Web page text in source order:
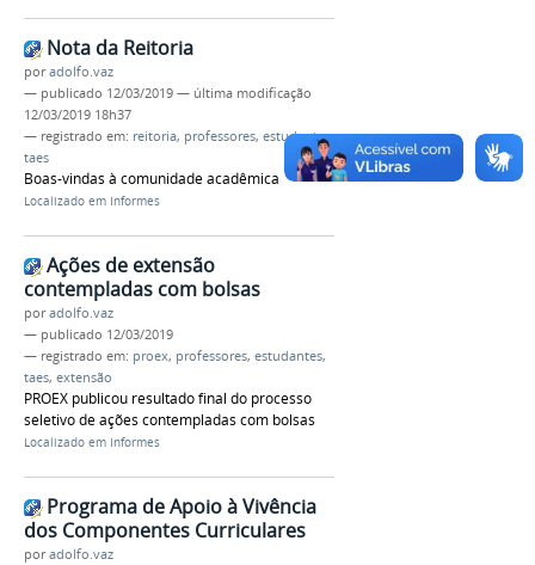
Nota da Reitoria
poradolfo.vaz
— publicado 12/03/2019 — última modificação
12/03/2019 18h37
— registrado em: reitoria, professores, estudantes,
taes
Boas-vindas à comunidade acadêmica
Localizado em Informes
Ações de extensão
contempladas com bolsas
poradolfo.vaz
— publicado 12/03/2019
— registrado em: proex, professores, estudantes,
taes, extensão
PROEX publicou resultado final do processo
seletivo de ações contempladas com bolsas
Localizado em Informes
Programa de Apoio à Vivência
dos Componentes Curriculares
poradolfo.vaz